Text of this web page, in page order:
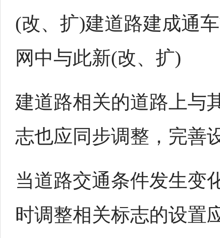
(改、扩)建道路建成通
网中与此新(改、扩)
建道路相关的道路上与
志也应同步调整，完善
当道路交通条件发生变
时调整相关标志的设置